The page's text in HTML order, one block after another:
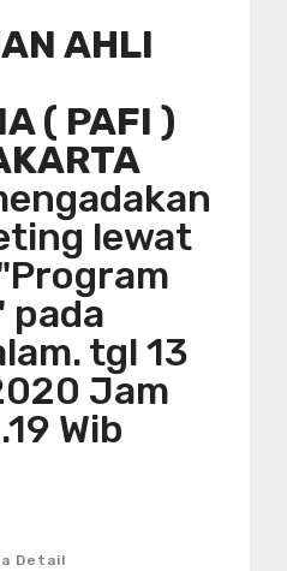
AHLI
( PAFI )
lewat
pada
tgl 13
Jam
Wib
Detail